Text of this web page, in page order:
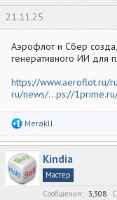
21.11.25
Аэрофлот и Сбер
генеративного ИИ для
https://www.aeroflot.ru/
ru/news/...ps://
Р
а
к
ц
и
и
MeraklI
Kindia
Мастер
Сообщения
3,308